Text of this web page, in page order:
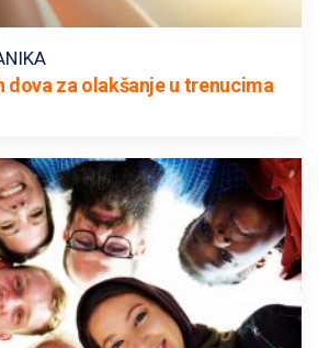
dova za olakšanje u trenucima